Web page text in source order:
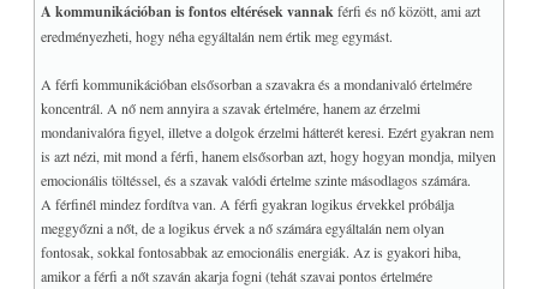
A kommunikációban is fontos eltérések vannakférfi és nő között, ami azt
eredményezheti, hogy néha egyáltalán nem értik meg egymást.
A férfi kommunikációban elsősorban a szavakra és a mondanivaló értelmére
koncentrál. A nő nem annyira a szavak értelmére, hanem az érzelmi
mondanivalóra figyel, illetve a dolgok érzelmi hátterét keresi. Ezért gyakran nem
is azt nézi, mit mond a férfi, hanem elsősorban azt, hogy hogyan mondja, milyen
emocionális töltéssel, és a szavak valódi értelme szinte másodlagos számára.
A férfinél mindez fordítva van. A férfi gyakran logikus érvekkel próbálja
meggyőzni a nőt, de a logikus érvek a nő számára egyáltalán nem olyan
fontosak, sokkal fontosabbak az emocionális energiák. Az is gyakori hiba,
amikor a férfi a nőt szaván akarja fogni (tehát szavai pontos értelmére